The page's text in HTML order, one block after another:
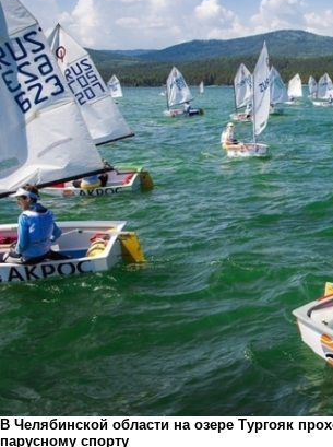
В Челябинской области на озере Тургояк
парусному спорту